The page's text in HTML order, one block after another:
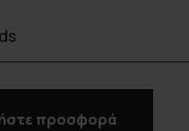
προσφορά